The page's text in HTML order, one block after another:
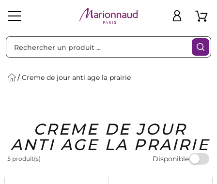
Solaire Homme Marques Idées
Cadeaux
Bons
Plans
Creme de jour anti age la prairie
CREME DE JOUR
ANTI AGE LA PRAIRIE
5 produit(s) Disponible
Filtres